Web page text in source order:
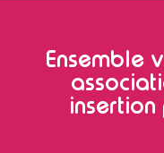
Ensemble